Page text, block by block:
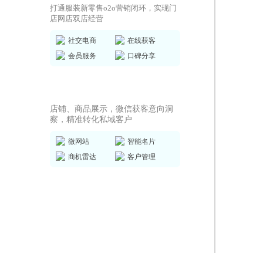
打通服装新零售o2o营销闭环，实现门
店网店双店经营
社交电商
在线获客
会员服务
口碑分享
店铺、商品展示，微信获客意向洞
察，精准转化私域客户
微网站
智能名片
商机雷达
客户管理